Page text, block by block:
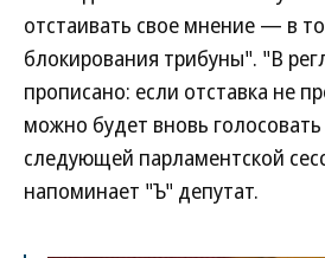
отстаивать свое мнение — в
блокирования трибуны". "В
прописано: если отставка не
можно будет вновь
следующей парламентской
напоминает "Ъ" депутат.